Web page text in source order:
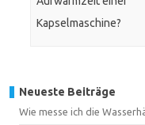
Kapselmaschine?
Neueste Beiträge
Wie messe ich die